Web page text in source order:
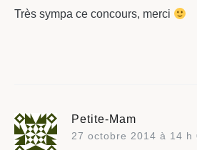
Très sympa ce concours, merci
Petite-Mam
27 octobre 2014 à 14 h